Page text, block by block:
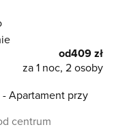
od409 zł
za 1 noc, 2 osoby
Apartament przy
centrum